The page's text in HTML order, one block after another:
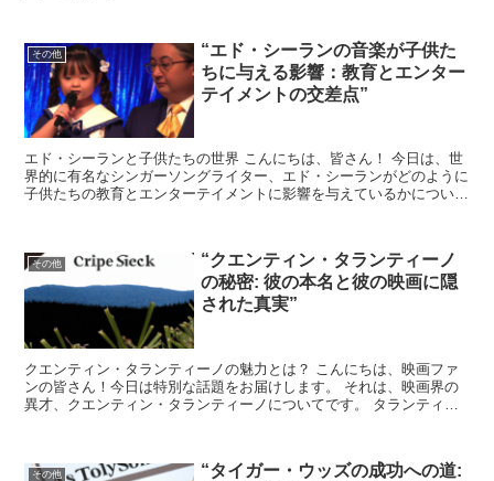
その他
“エド・シーランの音楽が子供た
ちに与える影響：教育とエンター
テイメントの交差点”
エド・シーランと子供たちの世界 こんにちは、皆さん！ 今日は、世
界的に有名なシンガーソングライター、エド・シーランがどのように
子供たちの教育とエンターテイメントに影響を与えているかについて
その他
“クエンティン・タランティーノ
の秘密: 彼の本名と彼の映画に隠
された真実”
クエンティン・タランティーノの魅力とは？ こんにちは、映画ファ
ンの皆さん！今日は特別な話題をお届けします。 それは、映画界の
異才、クエンティン・タランティーノについてです。 タランティー
その他
“タイガー・ウッズの成功への道: